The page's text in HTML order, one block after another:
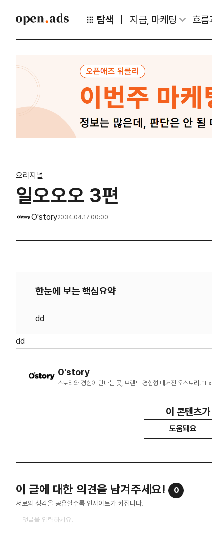
탐색 지금, 마케팅 흐름
오리지널
일오오오 3편
O'story2034.04.17 00:00
한눈에 보는 핵심요약
dd
O'story
스토리와 경험이 만나는 곳, 브랜드 경험형 매거진 오스토리.
이 콘텐츠
도움돼요
이 글에 대한 의견을 남겨주세요! 0
서로의 생각을 공유할수록 인사이트가 커집니다.